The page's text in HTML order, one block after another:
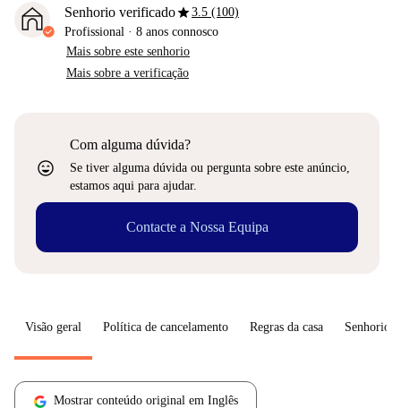
Senhorio verificadostar3.5 (100)
Profissional · 8 anos connosco
Mais sobre este senhorio
Mais sobre a verificação
sentiment_very_satisfied
Com alguma dúvida?
Se tiver alguma dúvida ou pergunta sobre este anúncio,
estamos aqui para ajudar.
Contacte a Nossa Equipa
Visão geral Política de cancelamento Regras da casa Senhorio
Mostrar conteúdo original em Inglês